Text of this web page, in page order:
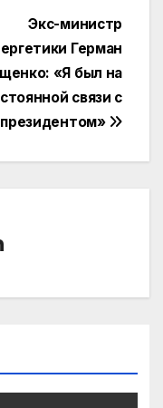
Экс-министр
Герман
«Я был на
связи с
президентом»